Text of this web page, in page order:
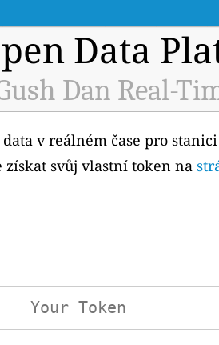
Data
Dan Real-
v reálném čase pro
získat svůj vlastní token na